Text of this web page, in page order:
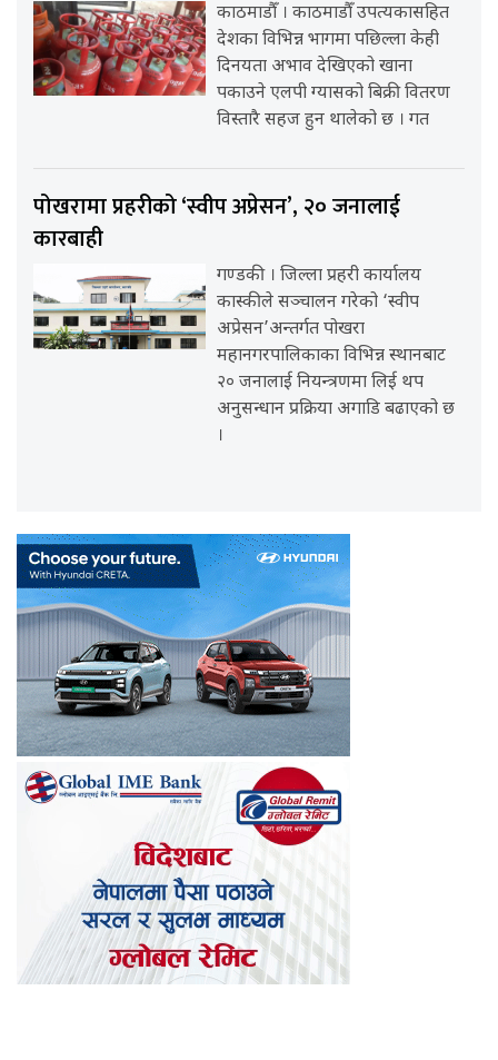
काठमाडौँ । काठमाडौँ उपत्यकासहित
देशका विभिन्न भागमा पछिल्ला केही
दिनयता अभाव देखिएको खाना
पकाउने एलपी ग्यासको बिक्री वितरण
विस्तारै सहज हुन थालेको छ । गत
पोखरामा प्रहरीको ‘स्वीप अप्रेसन’, २० जनालाई
कारबाही
गण्डकी । जिल्ला प्रहरी कार्यालय
कास्कीले सञ्चालन गरेको ‘स्वीप
अप्रेसन’अन्तर्गत पोखरा
महानगरपालिकाका विभिन्न स्थानबाट
२० जनालाई नियन्त्रणमा लिई थप
अनुसन्धान प्रक्रिया अगाडि बढाएको छ
।